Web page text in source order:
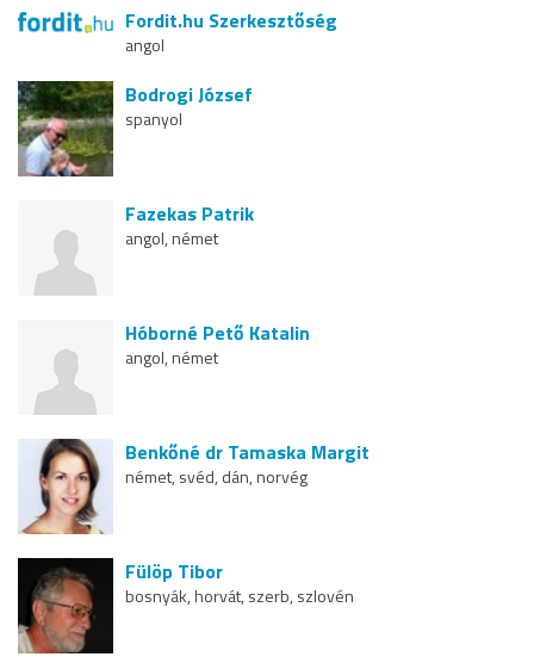
Fordit.hu Szerkesztőség
angol
Bodrogi József
spanyol
Fazekas Patrik
angol, német
Hóborné Pető Katalin
angol, német
Benkőné dr Tamaska Margit
német, svéd, dán, norvég
Fülöp Tibor
bosnyák, horvát, szerb, szlovén